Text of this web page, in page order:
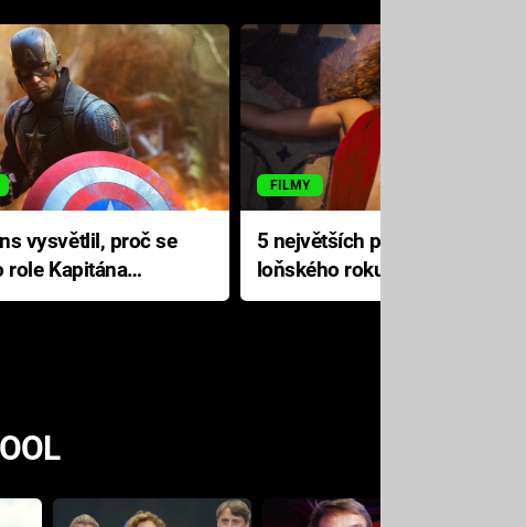
vysvětlil, proč se
role Kapitána
FILMY
5 největších propadáků
loňského roku: Disney na
jediné katastrofě prodělal 200